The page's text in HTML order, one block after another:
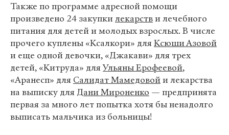
Также по программе адресной помощи
произведено 24 закупкилекарстви лечебного
питания для детей и молодых взрослых. В числе
прочего куплены «Ксалкори» дляКсюши Азовой
и еще одной девочки, «Джакави» для трех
детей, «Китруда» дляУльяны Ерофеевой,
«Аранесп» для Салидат Мамедовойи лекарства
на выписку для Дани Мироненко — предпринята
первая за много лет попытка хотя бы ненадолго
выписать мальчика из больницы!